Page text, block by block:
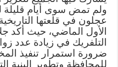
ولم تمض سوى أيام قليلة
عجلون في قلعتها
الأول الماضي، حيث أكد
التلفريك في زيادة عدد
ضرورة استمرار تنفيذ
للمحافظة وتطوير البنية